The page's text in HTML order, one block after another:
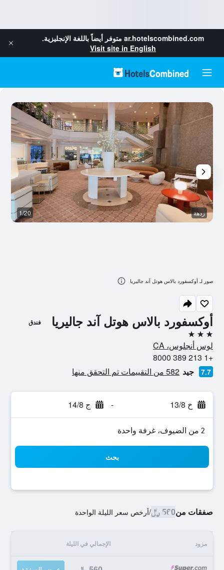
ar.hotelscombined.com متوفر أيضاً باللغة الإنجليزية.
Visit site in English
أوكسفورد بالاس هوتل آند جاليريا فندق
3 نجوم
لوس أنجلوس، CA
+1 213 389 8000
7.7 جيد 582 من التقييمات تم التحقق منها
خ 13/8 - ج 14/8
2 من الضيوف، غرفة واحدة
بحث
صفقات من560 ﷼ /أرخص سعر الليلة الواحدة
مزود الإجمالي في الليلة
ردهة 1/20
صور لـ أوكسفورد بالاس هوتل آند جاليريا